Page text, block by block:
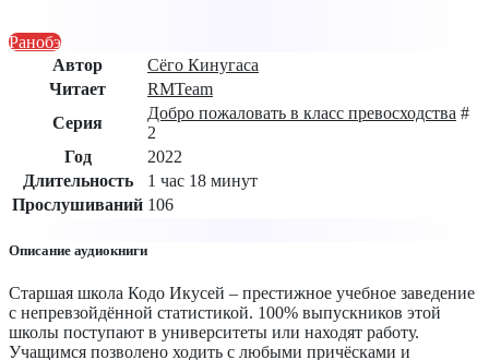
Ранобэ
Автор
Сёго Кинугаса
Читает
RMTeam
Серия
Добро пожаловать в класс превосходства #
2
Год
2022
Длительность
1 час 18 минут
Прослушиваний 106
Описание аудиокниги
Старшая школа Кодо Икусей – престижное учебное заведение
с непревзойдённой статистикой. 100% выпускников этой
школы поступают в университеты или находят работу.
Учащимся позволено ходить с любыми причёсками и